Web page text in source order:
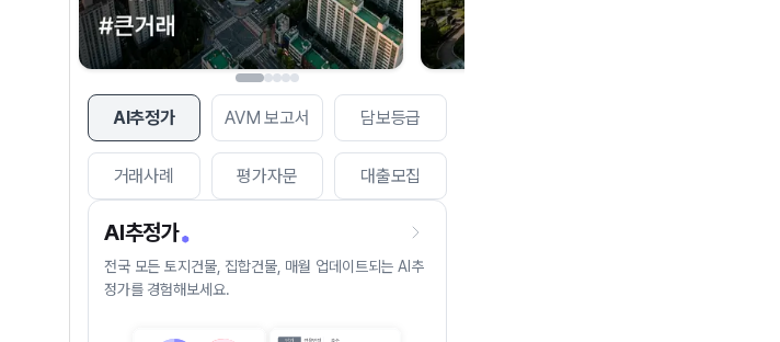
AI추정가 AVM 보고서 담보등급
거래사례 평가자문 대출모집
AI추정가
전국 모든 토지건물, 집합건물, 매월 업데이트되는 AI추
정가를 경험해보세요.